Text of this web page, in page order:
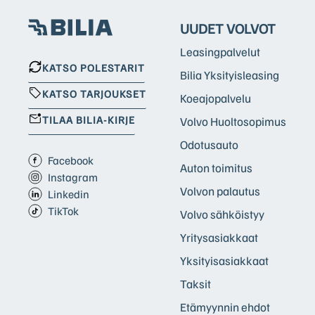
KATSO POLESTARIT
KATSO TARJOUKSET
TILAA BILIA-KIRJE
Facebook
Instagram
Linkedin
TikTok
UUDET VOLVOT
Leasingpalvelut
Bilia Yksityisleasing
Koeajopalvelu
Volvo Huoltosopimus
Odotusauto
Auton toimitus
Volvon palautus
Volvo sähköistyy
Yritysasiakkaat
Yksityisasiakkaat
Taksit
Etämyynnin ehdot